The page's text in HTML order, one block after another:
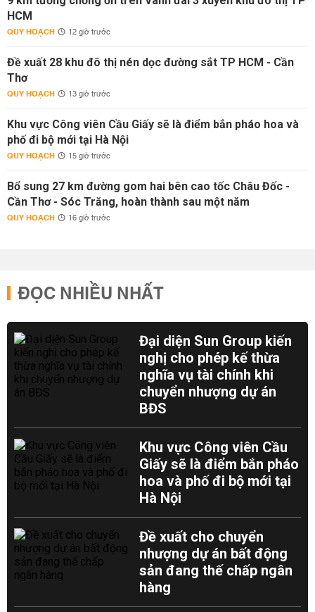
HCM
QUY HOẠCH 12 giờ trước
Đề xuất 28 khu đô thị nén dọc đường sắt TP HCM - Cần
Thơ
QUY HOẠCH 13 giờ trước
Khu vực Công viên Cầu Giấy sẽ là điểm bắn pháo hoa và
phố đi bộ mới tại Hà Nội
QUY HOẠCH 15 giờ trước
Bổ sung 27 km đường gom hai bên cao tốc Châu Đốc -
Cần Thơ - Sóc Trăng, hoàn thành sau một năm
QUY HOẠCH 16 giờ trước
ĐỌC NHIỀU NHẤT
Đại diện Sun Group kiến
nghị cho phép kế thừa
nghĩa vụ tài chính khi
chuyển nhượng dự án
BĐS
Khu vực Công viên Cầu
Giấy sẽ là điểm bắn pháo
hoa và phố đi bộ mới tại
Hà Nội
Đề xuất cho chuyển
nhượng dự án bất động
sản đang thế chấp ngân
hàng